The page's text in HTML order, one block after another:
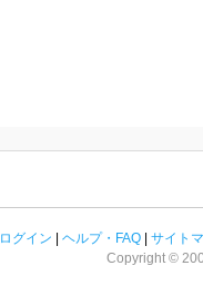
ログイン ヘルプ・FAQ
サイト
Copyright ©